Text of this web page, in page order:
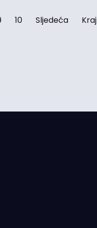
10 Sljedeća Kraj